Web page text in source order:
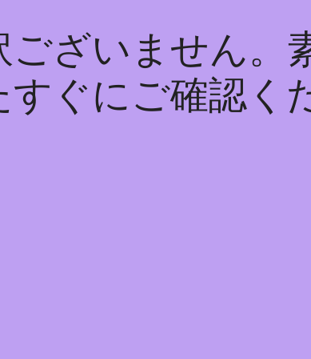
ざいません。
ぐにご確認く